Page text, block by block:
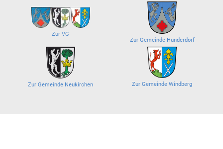
Zur VG
Zur Gemeinde Hunderdorf
Zur Gemeinde Neukirchen Zur Gemeinde Windberg